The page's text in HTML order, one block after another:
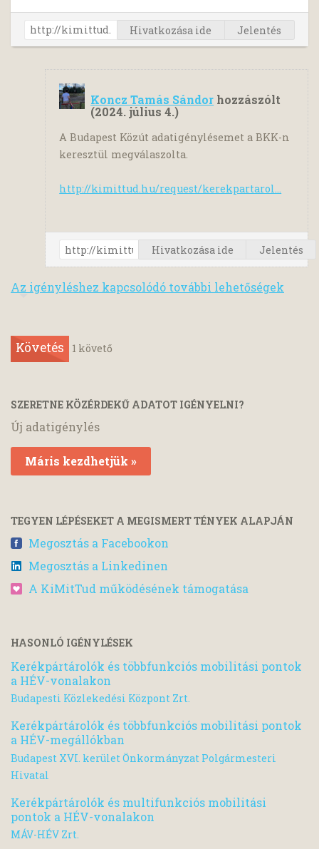
Hivatkozása ide Jelentés
Koncz Tamás Sándor hozzászólt
(2024. július 4.)
A Budapest Közút adatigénylésemet a BKK-n
keresztül megválaszolta.
http://kimittud.hu/request/kerekpartarol...
Hivatkozása ide Jelentés
Az igényléshez kapcsolódó további lehetőségek
Követés 1 követő
SZERETNE KÖZÉRDEKŰ ADATOT IGÉNYELNI?
Új adatigénylés
Máris kezdhetjük »
TEGYEN LÉPÉSEKET A MEGISMERT TÉNYEK ALAPJÁN
Megosztás a Facebookon
Megosztás a Linkedinen
A KiMitTud működésének támogatása
HASONLÓ IGÉNYLÉSEK
Kerékpártárolók és többfunkciós mobilitási pontok
a HÉV-vonalakon
Budapesti Közlekedési Központ Zrt.
Kerékpártárolók és többfunkciós mobilitási pontok
a HÉV-megállókban
Budapest XVI. kerület Önkormányzat Polgármesteri
Hivatal
Kerékpártárolók és multifunkciós mobilitási
pontok a HÉV-vonalakon
MÁV-HÉV Zrt.